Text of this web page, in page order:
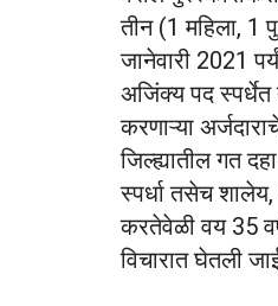
तीन (1 महिला, 1
जानेवारी 2021
अजिंक्य पद स्पर्धेत
करणाऱ्या
जिल्ह्यातील गत
स्पर्धा तसेच
करतेवेळी वय 35
विचारात घेतली